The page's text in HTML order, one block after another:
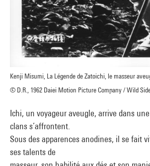
Kenji Misumi, La Légende de Zatoichi, le masseur
© D.R., 1962 Daiei Motion Picture Company / Wild
Ichi, un voyageur aveugle, arrive dans
clans s’affrontent.
Sous des apparences anodines, il se fait
ses talents de